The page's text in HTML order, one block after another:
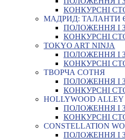
КОНКУРСНІ
МАДРИД: ТАЛАНТИ
ПОЛОЖЕННЯ І
КОНКУРСНІ
TOKYO ART NINJA
ПОЛОЖЕННЯ І
КОНКУРСНІ
ТВОРЧА СОТНЯ
ПОЛОЖЕННЯ І
КОНКУРСНІ
HOLLYWOOD ALLEY
ПОЛОЖЕННЯ І
КОНКУРСНІ
CONSTELLATION
ПОЛОЖЕННЯ І